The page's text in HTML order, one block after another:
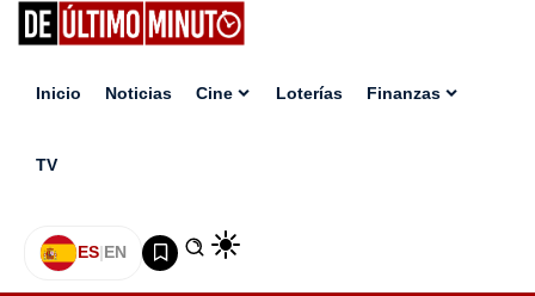
Inicio Noticias Cine Loterías Finanzas
TV
ES|EN